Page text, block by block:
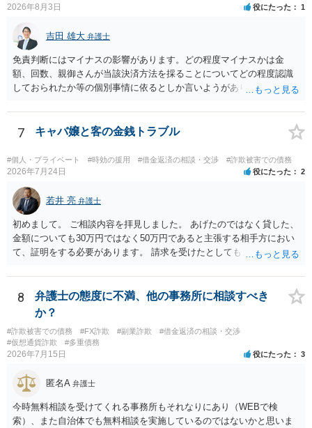
2026年8月3日 役にたった 1
吉田 雄大 弁護士
免責判断にはマイナスの影響があります。どの程度マイナスかは金
額、回数、親御さんが当該決済方法を採ることについてどの程度認識
しておられたか等の個別事情に依るとしか言いようがありません。 と
なって相談し、善後策を考えることをお勧めします。
7 キャバ嬢と客の金銭トラブル
#個人・プライベート #時効の援用 #借金返済の相談・交渉 #詐欺被害での債務
2026年7月24日 役にたった 2
若井 亮 弁護士
初めまして。 ご相談内容を拝見しました。 あげたのではなく貸した、
金額についても30万円ではなく50万円であると主張する相手方におい
て、証明をする必要があります。 請求を受けたとしても、もらったも
れることになるでしょう。 請求があるまでは、こちらからアクション
を起こす必要はないかと思います。
8
弁護士の態度に不満、他の事務所に相談すべき
か？
#詐欺被害での債務 #FX詐欺 #副業詐欺
#借金返済の相談・交渉
#仮想通貨詐欺
#多重債務
2026年7月15日 役にたった 3
匿名A 弁護士
今時無料相談を受けてくれる事務所もそれなりにあり（WEBで検
索）、また自治体でも無料相談を実施しているのではないかと思いま